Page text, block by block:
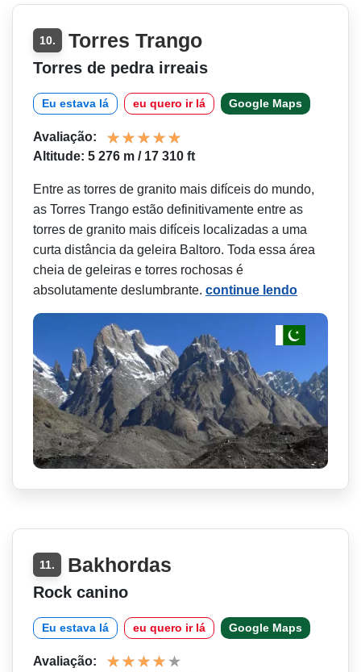
10. Torres Trango
Torres de pedra irreais
Eu estava lá eu quero ir lá Google Maps
Avaliação:
Altitude: 5 276 m / 17 310 ft
Entre as torres de granito mais difíceis do mundo,
as Torres Trango estão definitivamente entre as
torres de granito mais difíceis localizadas a uma
curta distância da geleira Baltoro. Toda essa área
cheia de geleiras e torres rochosas é
absolutamente deslumbrante. continue lendo
11. Bakhordas
Rock canino
Eu estava lá eu quero ir lá Google Maps
Avaliação: